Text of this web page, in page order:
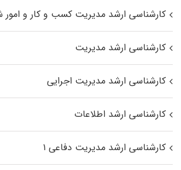
کارشناسی ارشد مدیریت کسب و کار و
کارشناسی ارشد مدیریت
کارشناسی ارشد مدیریت اجرایی
کارشناسی ارشد اطلاعات
کارشناسی ارشد مدیریت دفاعی ۱